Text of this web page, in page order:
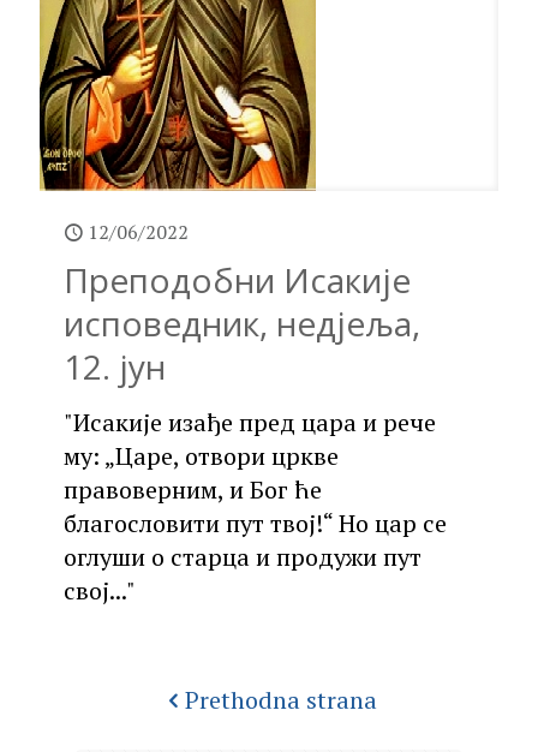
12/06/2022
Преподобни Исакије
исповедник, недјеља,
12. јун
"Исакије изађе пред цара и рече
му: „Царе, отвори цркве
правоверним, и Бог ће
благословити пут твој!“ Но цар се
оглуши о старца и продужи пут
свој..."
Prethodna strana